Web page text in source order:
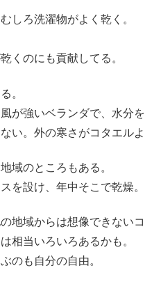
しろ洗濯物がよく乾く。
くのにも貢献してる。
。
が強いベランダで、水分を
い。外の寒さがコタエルよ
域のところもある。
を設け、年中そこで乾燥。
地域からは想像できないコ
相当いろいろあるかも。
のも自分の自由。